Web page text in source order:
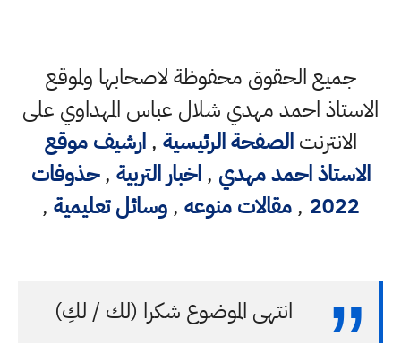
جميع الحقوق محفوظة لاصحابها ولموقع
الاستاذ احمد مهدي شلال عباس المهداوي على
الانترنتالصفحة الرئيسية ,ارشيف موقع
الاستاذ احمد مهدي ,اخبار التربية ,حذوفات
2022
,مقالات منوعه ,وسائل تعليمية ,
انتهى الموضوع شكرا (لك / لكِ)